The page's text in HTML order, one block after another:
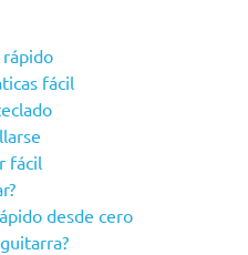
fácil
fácil
desde cero